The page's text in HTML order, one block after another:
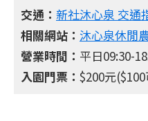
交通： 新社沐心泉 交通
相關網站： 沐心泉休閒
營業時間： 平日09:30-
入園門票： $200元